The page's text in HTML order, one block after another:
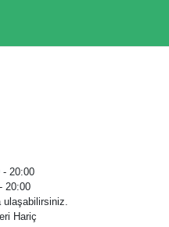
20:00
20:00
ulaşabilirsiniz.
Hariç